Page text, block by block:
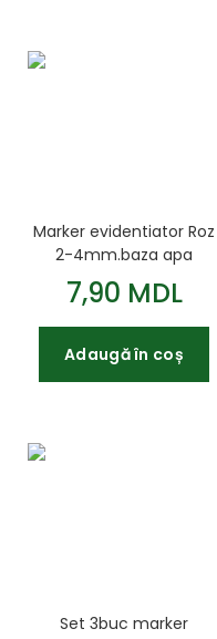
Marker evidentiator Roz
2-4mm.baza apa
Jobmax
7,90 MDL
Adaugă în coș
Set 3buc marker